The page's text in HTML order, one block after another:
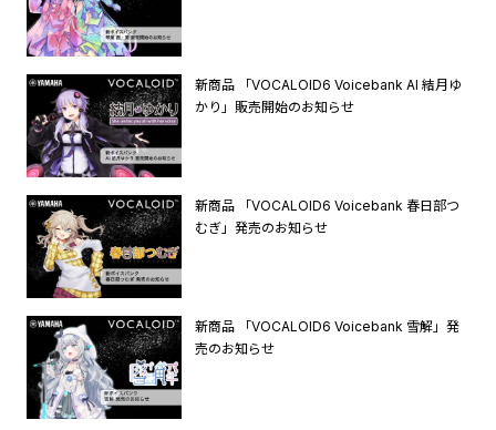
新商品 「VOCALOID6 Voicebank AI 結月ゆ
かり」販売開始のお知らせ
新商品 「VOCALOID6 Voicebank 春日部つ
むぎ」発売のお知らせ
新商品 「VOCALOID6 Voicebank 雪解」発
売のお知らせ